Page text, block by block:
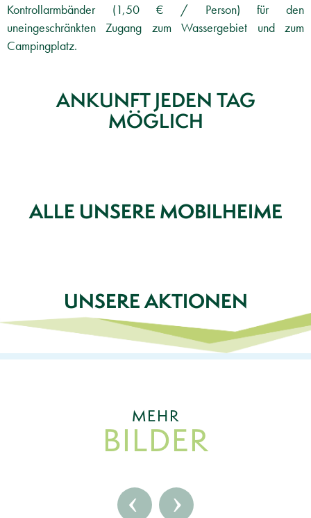
Kontrollarmbänder (1,50 € / Person) für den
uneingeschränkten Zugang zum Wassergebiet und zum
Campingplatz.
ANKUNFT JEDEN TAG
MÖGLICH
ALLE UNSERE MOBILHEIME
UNSERE AKTIONEN
MEHR
BILDER
‹ ›